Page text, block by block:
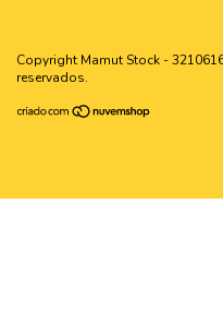
Copyright Mamut Stock -
reservados.